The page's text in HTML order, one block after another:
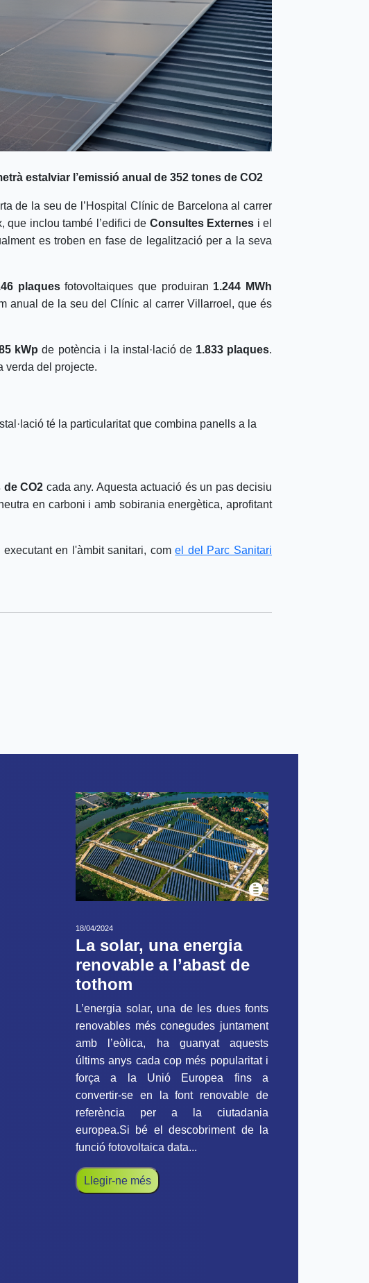
estalviar l’emissió anual de 352 tones de CO2
de la seu de l’Hospital Clínic de Barcelona al carrer
que inclou també l’edifici de Consultes Externes i el
es troben en fase de legalització per a la seva
plaquesfotovoltaiques que produiran 1.244 MWh
anual de la seu del Clínic al carrer Villarroel, que és
kWp de potència i la instal·lació de 1.833 plaques.
verda del projecte.
té la particularitat que combina panells a la
de CO2 cada any. Aquesta actuació és un pas decisiu
en carboni i amb sobirania energètica, aprofitant
en l'àmbit sanitari, comel del Parc Sanitari
18/04/2024
La solar, una energia
renovable a l’abast de
tothom
L’energia solar, una de les dues fonts
renovables més conegudes juntament
amb l’eòlica, ha guanyat aquests
últims anys cada cop més popularitat i
força a la Unió Europea fins a
convertir-se en la font renovable de
referència per a la ciutadania
europea.Si bé el descobriment de la
funció fotovoltaica data...
Llegir-ne més